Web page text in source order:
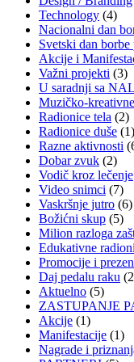
Technology (4)
Nacionalni dan
Svetski dan
Akcije i
Važni projekti (3)
U saradnji sa
Muzičko-
Radionice tela (2)
Radionice duše (1)
Razne aktivnosti
Dobar zvuk (2)
Vodič kroz lečenje
Video snimci (7)
Vaskršnje jutro (6)
Božićni skup (5)
Milion razloga
Edukativne
Promocije i
Daj pedalu raku
Aktuelno (5)
ZASTUPANJE
Akcije (1)
Manifestacije (1)
Nagrade i